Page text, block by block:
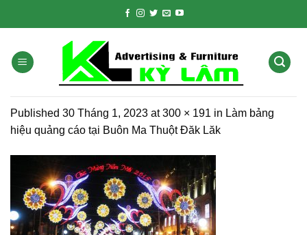
Published 30 Tháng 1, 2023 at300 × 191 in Làm bảng
hiệu quảng cáo tại Buôn Ma Thuột Đăk Lăk